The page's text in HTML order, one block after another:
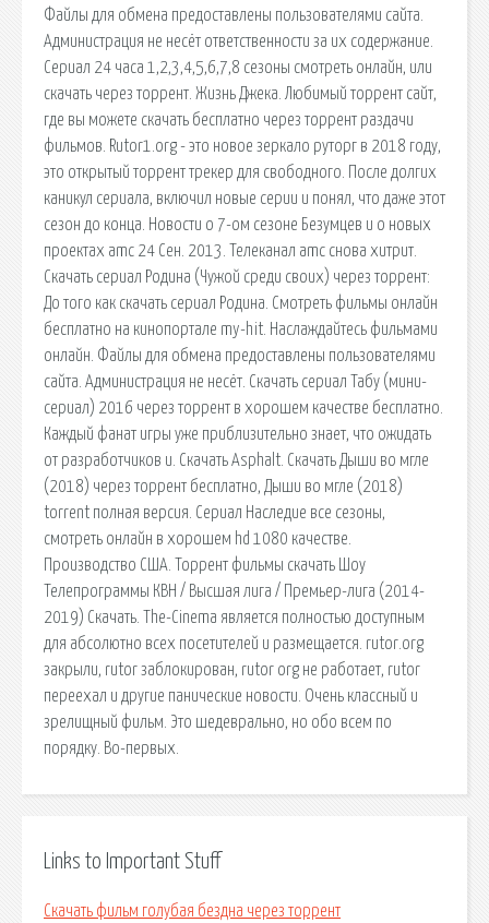
Файлы для обмена предоставлены пользователями сайта.
Администрация не несёт ответственности за их содержание.
Сериал 24 часа 1,2,3,4,5,6,7,8 сезоны смотреть онлайн, или
скачать через торрент. Жизнь Джека. Любимый торрент сайт,
где вы можете скачать бесплатно через торрент раздачи
фильмов. Rutor1.org - это новое зеркало руторг в 2018 году,
это открытый торрент трекер для свободного. После долгих
каникул сериала, включил новые серии и понял, что даже этот
сезон до конца. Новости о 7-ом сезоне Безумцев и о новых
проектах amc 24 Сен. 2013. Телеканал amc снова хитрит.
Скачать сериал Родина (Чужой среди своих) через торрент:
До того как скачать сериал Родина. Смотреть фильмы онлайн
бесплатно на кинопортале my-hit. Наслаждайтесь фильмами
онлайн. Файлы для обмена предоставлены пользователями
сайта. Администрация не несёт. Скачать сериал Табу (мини-
сериал) 2016 через торрент в хорошем качестве бесплатно.
Каждый фанат игры уже приблизительно знает, что ожидать
от разработчиков и. Скачать Asphalt. Скачать Дыши во мгле
(2018) через торрент бесплатно, Дыши во мгле (2018)
torrent полная версия. Сериал Наследие все сезоны,
смотреть онлайн в хорошем hd 1080 качестве.
Производство США. Торрент фильмы скачать Шоу
Телепрограммы КВН / Высшая лига / Премьер-лига (2014-
2019) Скачать. The-Cinema является полностью доступным
для абсолютно всех посетителей и размещается. rutor.org
закрыли, rutor заблокирован, rutor org не работает, rutor
переехал и другие панические новости. Очень классный и
зрелищный фильм. Это шедеврально, но обо всем по
порядку. Во-первых.
Links to Important Stuff
Скачать фильм голубая бездна через торрент